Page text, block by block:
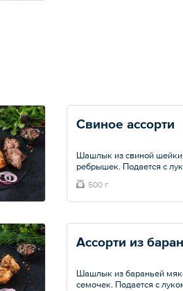
Свиное ассорти
Шашлык из свиной
ребрышек. Подается с
Общий вес – 500 г
500 г
Ассорти из
Шашлык из бараньей
семочек. Подается с